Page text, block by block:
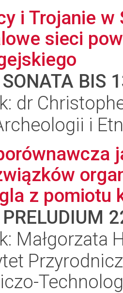
i Trojanie w
sieci
SONATA BIS
dr
i
z pomiotu
PRELUDIUM
Małgorzata